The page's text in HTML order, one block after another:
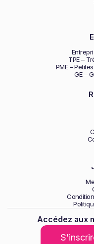
TPE –
PME –
GE –
Accédez aux